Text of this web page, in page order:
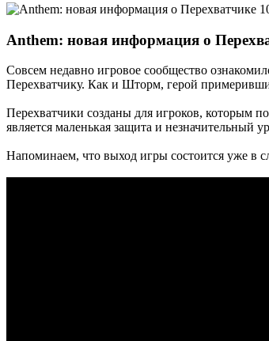
Anthem: новая информация о
Совсем недавно игровое сообщество
Перехватчику. Как и Шторм, герой
Перехватчики созданы для игроков, которым
является маленькая защита и незначительный
Напоминаем, что выход игры состоится уже в